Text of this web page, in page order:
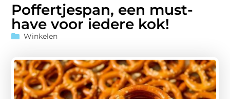
Poffertjespan, een must-
have voor iedere kok!
Winkelen